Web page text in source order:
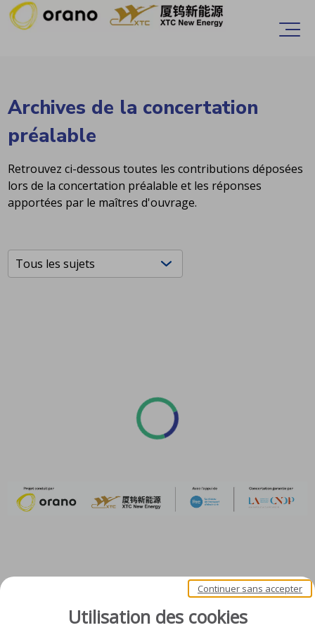
Archives de la concertation
préalable
Retrouvez ci-dessous toutes les contributions déposées
lors de la concertation préalable et les réponses
apportées par le maîtres d'ouvrage.
Filtrers les contributions
Choisissez un sujet
Utilisation des cookies
Continuer sans accepter